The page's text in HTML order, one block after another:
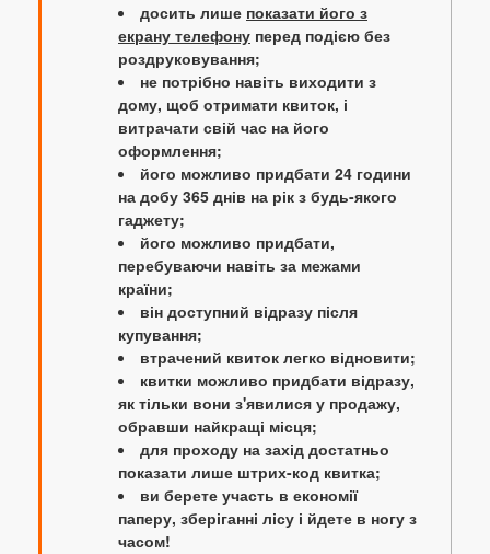
досить лише показати його з
екрану телефону перед подією без
роздруковування;
не потрібно навіть виходити з
дому, щоб отримати квиток, і
витрачати свій час на його
оформлення;
його можливо придбати 24 години
на добу 365 днів на рік з будь-якого
гаджету;
його можливо придбати,
перебуваючи навіть за межами
країни;
він доступний відразу після
купування;
втрачений квиток легко відновити;
квитки можливо придбати відразу,
як тільки вони з'явилися у продажу,
обравши найкращі місця;
для проходу на захід достатньо
показати лише штрих-код квитка;
ви берете участь в економії
паперу, зберіганні лісу і йдете в ногу з
часом!